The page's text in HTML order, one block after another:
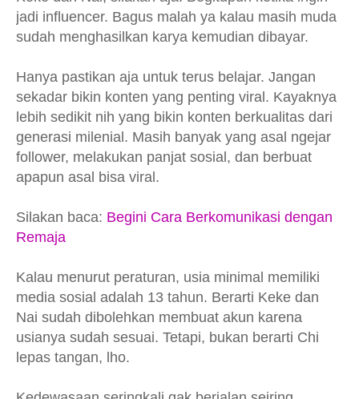
jadi influencer. Bagus malah ya kalau masih muda
sudah menghasilkan karya kemudian dibayar.
Hanya pastikan aja untuk terus belajar. Jangan
sekadar bikin konten yang penting viral. Kayaknya
lebih sedikit nih yang bikin konten berkualitas dari
generasi milenial. Masih banyak yang asal ngejar
follower, melakukan panjat sosial, dan berbuat
apapun asal bisa viral.
Silakan baca: Begini Cara Berkomunikasi dengan
Remaja
Kalau menurut peraturan, usia minimal memiliki
media sosial adalah 13 tahun. Berarti Keke dan
Nai sudah dibolehkan membuat akun karena
usianya sudah sesuai. Tetapi, bukan berarti Chi
lepas tangan, lho.